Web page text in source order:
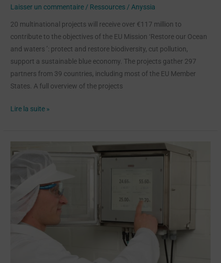
Laisser un commentaire / Ressources / Anyssia
20 multinational projects will receive over €117 million to
contribute to the objectives of the EU Mission ‘Restore our Ocean
and waters ’: protect and restore biodiversity, cut pollution,
support a sustainable blue economy. The projects gather 297
partners from 39 countries, including most of the EU Member
States. A full overview of the projects
Lire la suite »
missing
wastewater